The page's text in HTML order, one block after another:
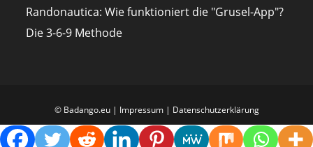
Randonautica: Wie funktioniert die "Grusel-App"?
Die 3-6-9 Methode
© Badango.eu | Impressum| Datenschutzerklärung